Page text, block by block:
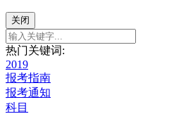
关闭
热门关键词:
2019
报考指南
报考通知
科目